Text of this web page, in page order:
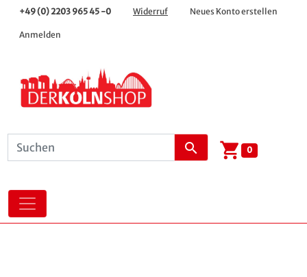
+49 (0) 2203 965 45 -0 Widerruf Neues Konto erstellen
Anmelden
search shopping_cart 0